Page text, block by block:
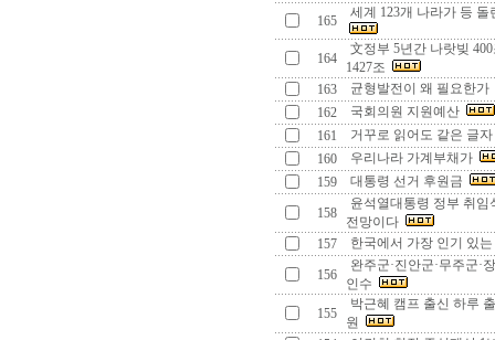
165
세계 123개 나라가 등 돌
164
文정부 5년간 나랏빚
1427조
163
균형발전이 왜 필요한가
162
국회의원 지원예산
161
거꾸로 읽어도 같은 글
160
우리나라 가계부채가
159
대통령 선거 후원금
158
윤석열대통령 정부 취임
전망이다
157
한국에서 가장 인기 있
156
완주군·진안군·무주군·
인수
155
박근혜 캠프 출신 하루
원